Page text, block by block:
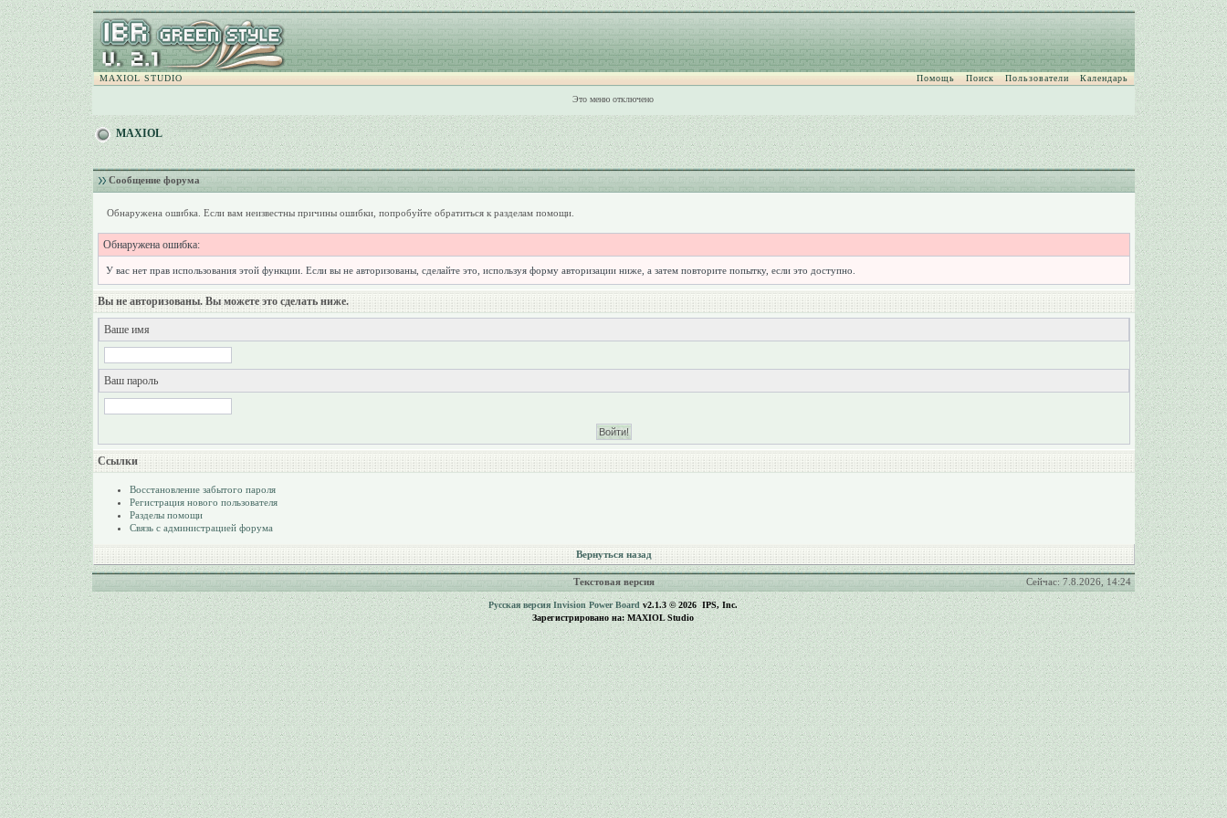
MAXIOL STUDIO Помощь Поиск Пользователи Календарь
Это меню отключено
MAXIOL
Сообщение форума
Обнаружена ошибка. Если вам неизвестны причины ошибки, попробуйте обратиться к разделам помощи.
Обнаружена ошибка:
У вас нет прав использования этой функции. Если вы не авторизованы, сделайте это, используя форму авторизации ниже, а затем повторите попытку, если это доступно.
Вы не авторизованы. Вы можете это сделать ниже.
Ваше имя
Ваш пароль
Ссылки
Восстановление забытого пароля
Регистрация нового пользователя
Разделы помощи
Связь с администрацией форума
Вернуться назад
Текстовая версия Сейчас: 7.8.2026, 14:24
Русская версия Invision Power Boardv2.1.3 © 2026 IPS, Inc.
Зарегистрировано на: MAXIOL Studio